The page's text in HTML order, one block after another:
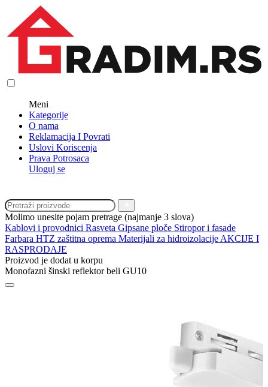
Meni
Kategorije
O nama
Reklamacija I Povrati
Uslovi Koriscenja
Prava Potrosaca
Uloguj se
Molimo unesite pojam pretrage (najmanje 3 slova)
Kablovi i provodnici Rasveta Gipsane ploče Stiropor i fasade
Farbara HTZ zaštitna oprema Materijali za hidroizolacije AKCIJE I
RASPRODAJE
Proizvod je dodat u korpu
Monofazni šinski reflektor beli GU10